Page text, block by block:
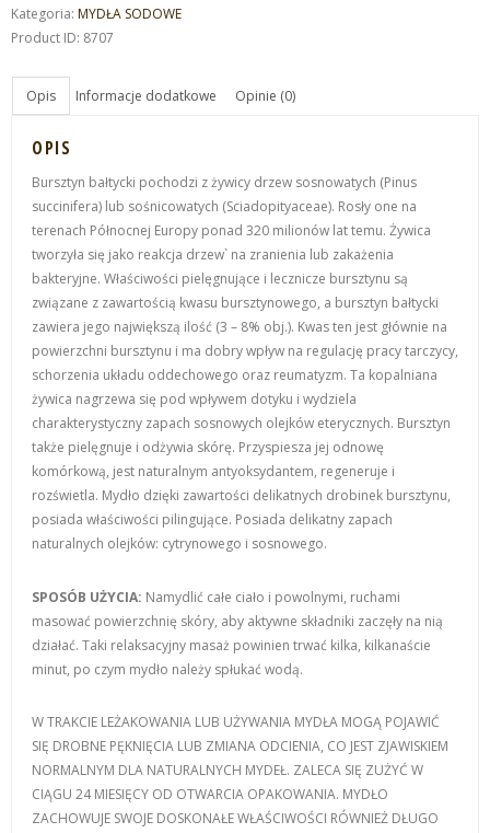
Kategoria: MYDŁA SODOWE
Product ID: 8707
Opis Informacje dodatkowe Opinie (0)
OPIS
Bursztyn bałtycki pochodzi z żywicy drzew sosnowatych (Pinus
succinifera) lub sośnicowatych (Sciadopityaceae). Rosły one na
terenach Północnej Europy ponad 320 milionów lat temu. Żywica
tworzyła się jako reakcja drzew` na zranienia lub zakażenia
bakteryjne. Właściwości pielęgnujące i lecznicze bursztynu są
związane z zawartością kwasu bursztynowego, a bursztyn bałtycki
zawiera jego największą ilość (3 – 8% obj.). Kwas ten jest głównie na
powierzchni bursztynu i ma dobry wpływ na regulację pracy tarczycy,
schorzenia układu oddechowego oraz reumatyzm. Ta kopalniana
żywica nagrzewa się pod wpływem dotyku i wydziela
charakterystyczny zapach sosnowych olejków eterycznych. Bursztyn
także pielęgnuje i odżywia skórę. Przyspiesza jej odnowę
komórkową, jest naturalnym antyoksydantem, regeneruje i
rozświetla. Mydło dzięki zawartości delikatnych drobinek bursztynu,
posiada właściwości pilingujące. Posiada delikatny zapach
naturalnych olejków: cytrynowego i sosnowego.
SPOSÓB UŻYCIA: Namydlić całe ciało i powolnymi, ruchami
masować powierzchnię skóry, aby aktywne składniki zaczęły na nią
działać. Taki relaksacyjny masaż powinien trwać kilka, kilkanaście
minut, po czym mydło należy spłukać wodą.
W TRAKCIE LEŻAKOWANIA LUB UŻYWANIA MYDŁA MOGĄ POJAWIĆ
SIĘ DROBNE PĘKNIĘCIA LUB ZMIANA ODCIENIA, CO JEST ZJAWISKIEM
NORMALNYM DLA NATURALNYCH MYDEŁ. ZALECA SIĘ ZUŻYĆ W
CIĄGU 24 MIESIĘCY OD OTWARCIA OPAKOWANIA. MYDŁO
ZACHOWUJE SWOJE DOSKONAŁE WŁAŚCIWOŚCI RÓWNIEŻ DŁUGO